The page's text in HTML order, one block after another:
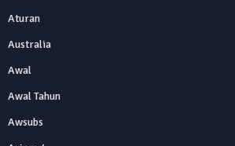
Aturan
Australia
Awal
Awal Tahun
Awsubs